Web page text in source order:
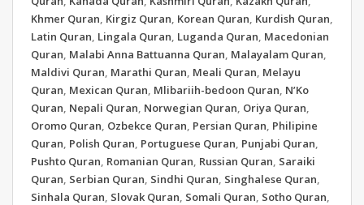
Khmer Quran, Kirgiz Quran, Korean Quran, Kurdish Quran,
Latin Quran, Lingala Quran, Luganda Quran, Macedonian
Quran, Malabi Anna Battuanna Quran, Malayalam Quran,
Maldivi Quran, Marathi Quran, Meali Quran, Melayu
Quran, Mexican Quran, Mlibariih-bedoon Quran, N’Ko
Quran, Nepali Quran, Norwegian Quran, Oriya Quran,
Oromo Quran, Ozbekce Quran, Persian Quran, Philipine
Quran, Polish Quran, Portuguese Quran, Punjabi Quran,
Pushto Quran, Romanian Quran, Russian Quran, Saraiki
Quran, Serbian Quran, Sindhi Quran, Singhalese Quran,
Sinhala Quran, Slovak Quran, Somali Quran, Sotho Quran,